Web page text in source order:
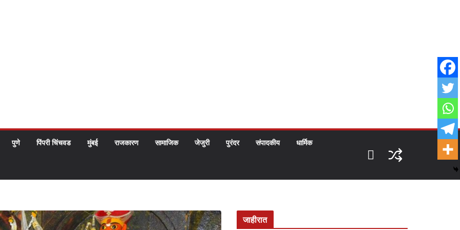
पुणे पिंपरी चिंचवड मुंबई राजकारण सामाजिक जेजुरी पुरंदर संपादकीय धार्मिक
जाहीरात